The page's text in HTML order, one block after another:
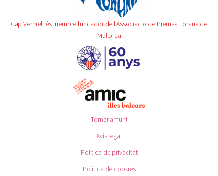
Cap Vermell és membre fundador de l'Associació de Premsa Forana de
Mallorca
Tornar amunt
Avís legal
Política de privacitat
Política de cookies